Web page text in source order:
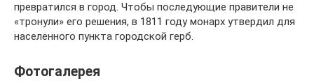
превратился в город. Чтобы последующие правители не
«тронули» его решения, в 1811 году монарх утвердил для
населенного пункта городской герб.
Фотогалерея